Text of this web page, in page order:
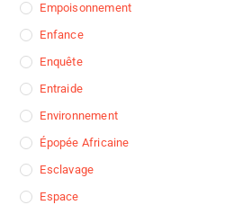
Empoisonnement
Enfance
Enquête
Entraide
Environnement
Épopée Africaine
Esclavage
Espace